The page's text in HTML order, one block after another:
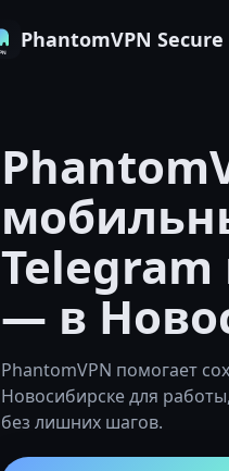
PhantomVPN Secure
— в
PhantomVPN помогает
Новосибирске для
без лишних шагов.